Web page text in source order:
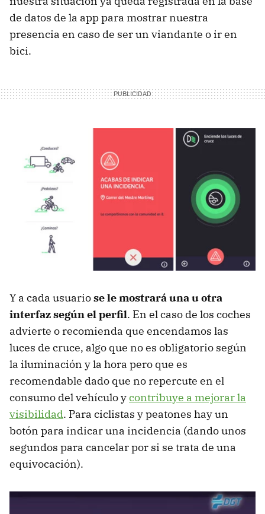
de datos de la app para mostrar nuestra
presencia en caso de ser un viandante o ir en
bici.
Y a cada usuariose le mostrará una u otra
interfaz según el perfil. En el caso de los coches
advierte o recomienda que encendamos las
luces de cruce, algo que no es obligatorio según
la iluminación y la hora pero que es
recomendable dado que no repercute en el
consumo del vehículo ycontribuye a mejorar la
visibilidad. Para ciclistas y peatones hay un
botón para indicar una incidencia (dando unos
segundos para cancelar por si se trata de una
equivocación).